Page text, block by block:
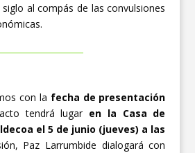
al compás de las convulsiones
con la fecha de presentación
tendrá lugaren la Casa de
el 5 de junio (jueves) a las
Paz Larrumbide dialogará con